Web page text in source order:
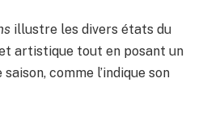
illustre les divers états du
artistique tout en posant un
comme l’indique son